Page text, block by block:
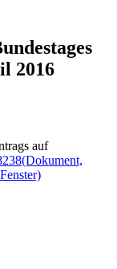
2016
auf
(Dokument,